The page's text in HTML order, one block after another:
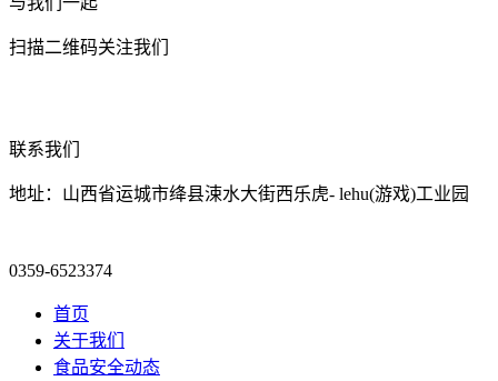
扫描二维码关注我们
联系我们
地址：山西省运城市绛县涑水大街西乐虎- lehu(游戏)工业园
0359-6523374
首页
关于我们
食品安全动态